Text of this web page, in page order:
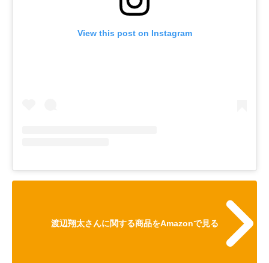
View this post on Instagram
渡辺翔太さんに関する商品をAmazonで見る